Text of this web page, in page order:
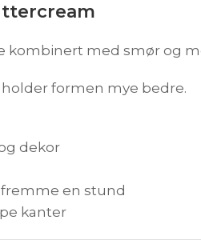
kombinert med smør og
formen mye bedre.
dekor
en stund
kanter